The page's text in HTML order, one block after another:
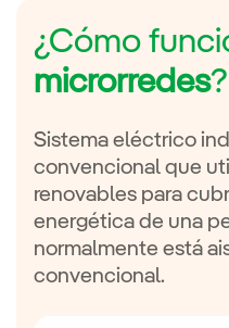
¿Cómo
microrredes?
Sistema eléctrico
convencional que
renovables para
energética de una
normalmente está
convencional.